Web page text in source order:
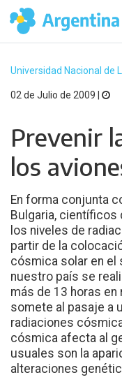
Universidad Nacional de
02 de Julio de 2009 |
Prevenir
los
En forma conjunta
Bulgaria, científicos
los niveles de
partir de la
cósmica solar en el
nuestro país se
más de 13 horas
somete al pasaje a
radiaciones
cósmica afecta al
usuales son la
alteraciones